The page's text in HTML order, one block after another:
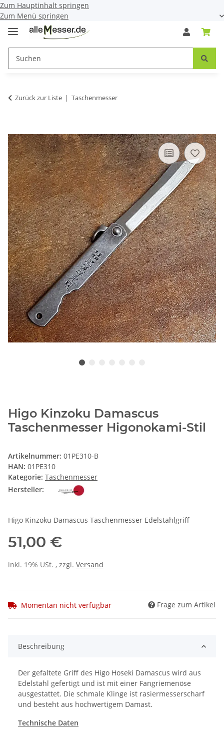
Zum Hauptinhalt springen
Zum Menü springen
Zurück zur Liste Taschenmesser
Higo Kinzoku Damascus
Taschenmesser Higonokami-Stil
Artikelnummer: 01PE310-B
HAN: 01PE310
Kategorie: Taschenmesser
Hersteller:
Higo Kinzoku Damascus Taschenmesser Edelstahlgriff
51,00 €
inkl. 19% USt. , zzgl. Versand
Momentan nicht verfügbar Frage zum Artikel
Beschreibung
Der gefaltete Griff des Higo Hoseki Damascus wird aus
Edelstahl gefertigt und ist mit einer Fangriemenöse
ausgestattet. Die schmale Klinge ist rasiermesserscharf
und besteht aus hochwertigem Damast.
Technische Daten